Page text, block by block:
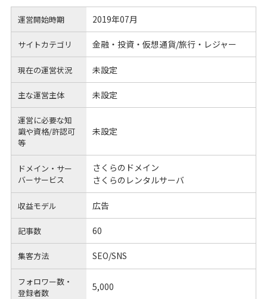
運営開始時期 2019年07月
サイトカテゴリ 金融・投資・仮想通貨/旅行・レジャー
現在の運営状況 未設定
主な運営主体 未設定
運営に必要な知
識や資格/許認可
等
未設定
ドメイン・サー
バーサービス
さくらのドメイン
さくらのレンタルサーバ
収益モデル 広告
記事数 60
集客方法 SEO/SNS
フォロワー数・
登録者数
5,000